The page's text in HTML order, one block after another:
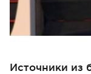
Источники из